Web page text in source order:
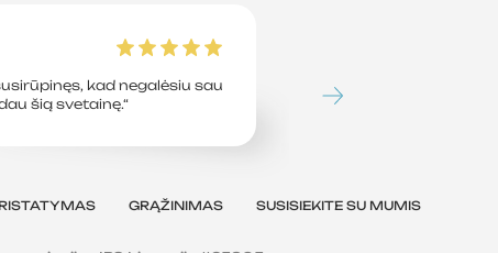
kad negalėsiu sau
šią svetainę.“
„Tiesiog sutaupiau
perėjęs prie šios
GRĄŽINIMAS SUSISIEKITE SU MUMIS